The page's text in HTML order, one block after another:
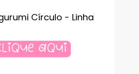
Círculo - Linha